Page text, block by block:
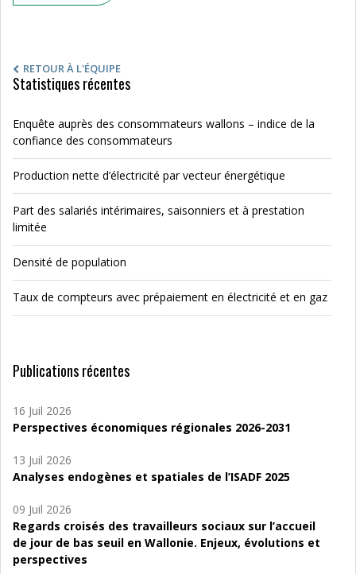
RETOUR À L'ÉQUIPE
Statistiques récentes
Enquête auprès des consommateurs wallons – indice de la
confiance des consommateurs
Production nette d’électricité par vecteur énergétique
Part des salariés intérimaires, saisonniers et à prestation
limitée
Densité de population
Taux de compteurs avec prépaiement en électricité et en gaz
Publications récentes
16 Juil 2026
Perspectives économiques régionales 2026-2031
13 Juil 2026
Analyses endogènes et spatiales de l’ISADF 2025
09 Juil 2026
Regards croisés des travailleurs sociaux sur l’accueil
de jour de bas seuil en Wallonie. Enjeux, évolutions et
perspectives